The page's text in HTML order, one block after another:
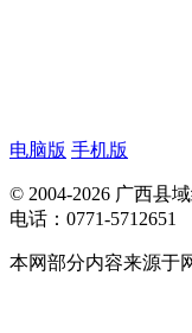
电脑版 手机版
© 2004-2026 广西县
电话：0771-5712651
本网部分内容来源于